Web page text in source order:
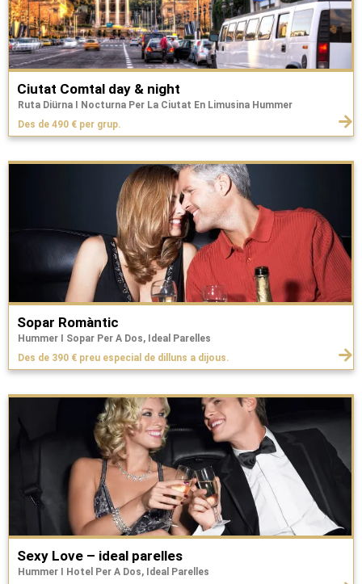
Ciutat Comtal day & night
Ruta Diürna I Nocturna Per La Ciutat En Limusina Hummer
Des de 490 € per grup.
Sopar Romàntic
Hummer I Sopar Per A Dos, Ideal Parelles
Des de 390 € preu especial de dilluns a dijous.
Sexy Love – ideal parelles
Hummer I Hotel Per A Dos, Ideal Parelles